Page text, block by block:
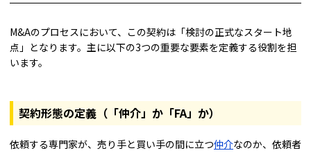
M&Aのプロセスにおいて、この契約は「検討の正式なスタート地
点」となります。主に以下の3つの重要な要素を定義する役割を担
います。
契約形態の定義（「仲介」か「FA」か）
依頼する専門家が、売り手と買い手の間に立つ仲介なのか、依頼者